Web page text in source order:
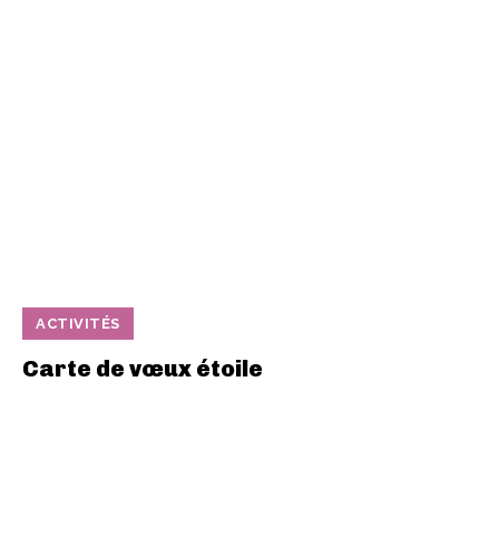
ACTIVITÉS
Carte de vœux étoile